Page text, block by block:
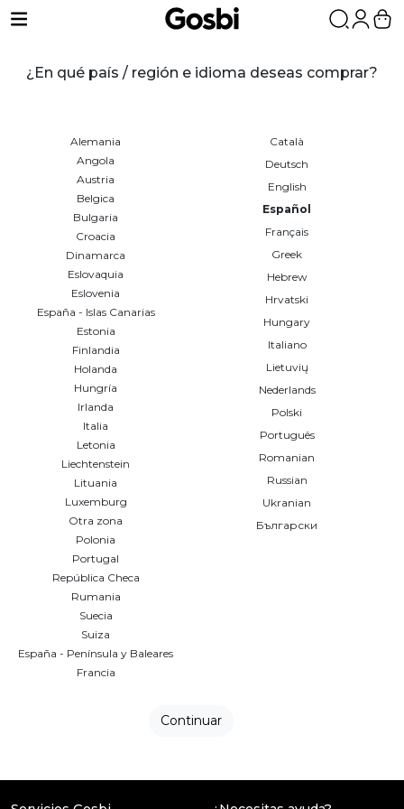
Puntos de venta
Soluciones Veterinarias
Nosotros
Filosofía
Sostenibilidad
Impacto Social
Community
Calculadora de raciones
¿En qué país / región e idioma deseas comprar?
Alemania
Angola
Austria
Belgica
Bulgaria
Croacia
Dinamarca
Eslovaquia
Eslovenia
España - Islas Canarias
Estonia
Finlandia
Holanda
Hungría
Irlanda
Italia
Letonia
Liechtenstein
Lituania
Luxemburg
Otra zona
Polonia
Portugal
República Checa
Rumania
Suecia
Suiza
España - Península y Baleares
Francia
Català
Deutsch
English
Español
Français
Greek
Hebrew
Hrvatski
Hungary
Italiano
Lietuvių
Nederlands
Polski
Português
Romanian
Russian
Ukranian
Български
Continuar